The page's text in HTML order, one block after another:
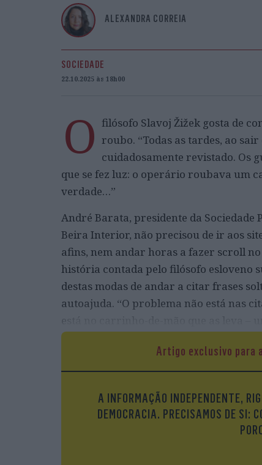
ALEXANDRA CORREIA
SOCIEDADE
22.10.2025 às 18h00
O filósofo Slavoj Žižek gosta de
roubo. “Todas as tardes, ao
cuidadosamente revistado. Os
que se fez luz: o operário roubava um
verdade…”
André Barata, presidente da
Beira Interior, não precisou de ir aos
afins, nem andar horas a fazer scroll
história contada pelo filósofo esloveno
destas modas de andar a citar frases
autoajuda. “O problema não está nas
O psiquiatra suíço Carl Gustav
rei das redes sociais. Jung, o
Artigo exclusivo para
A INFORMAÇÃO INDEPENDENTE,
DEMOCRACIA. PRECISAMOS DE SI: